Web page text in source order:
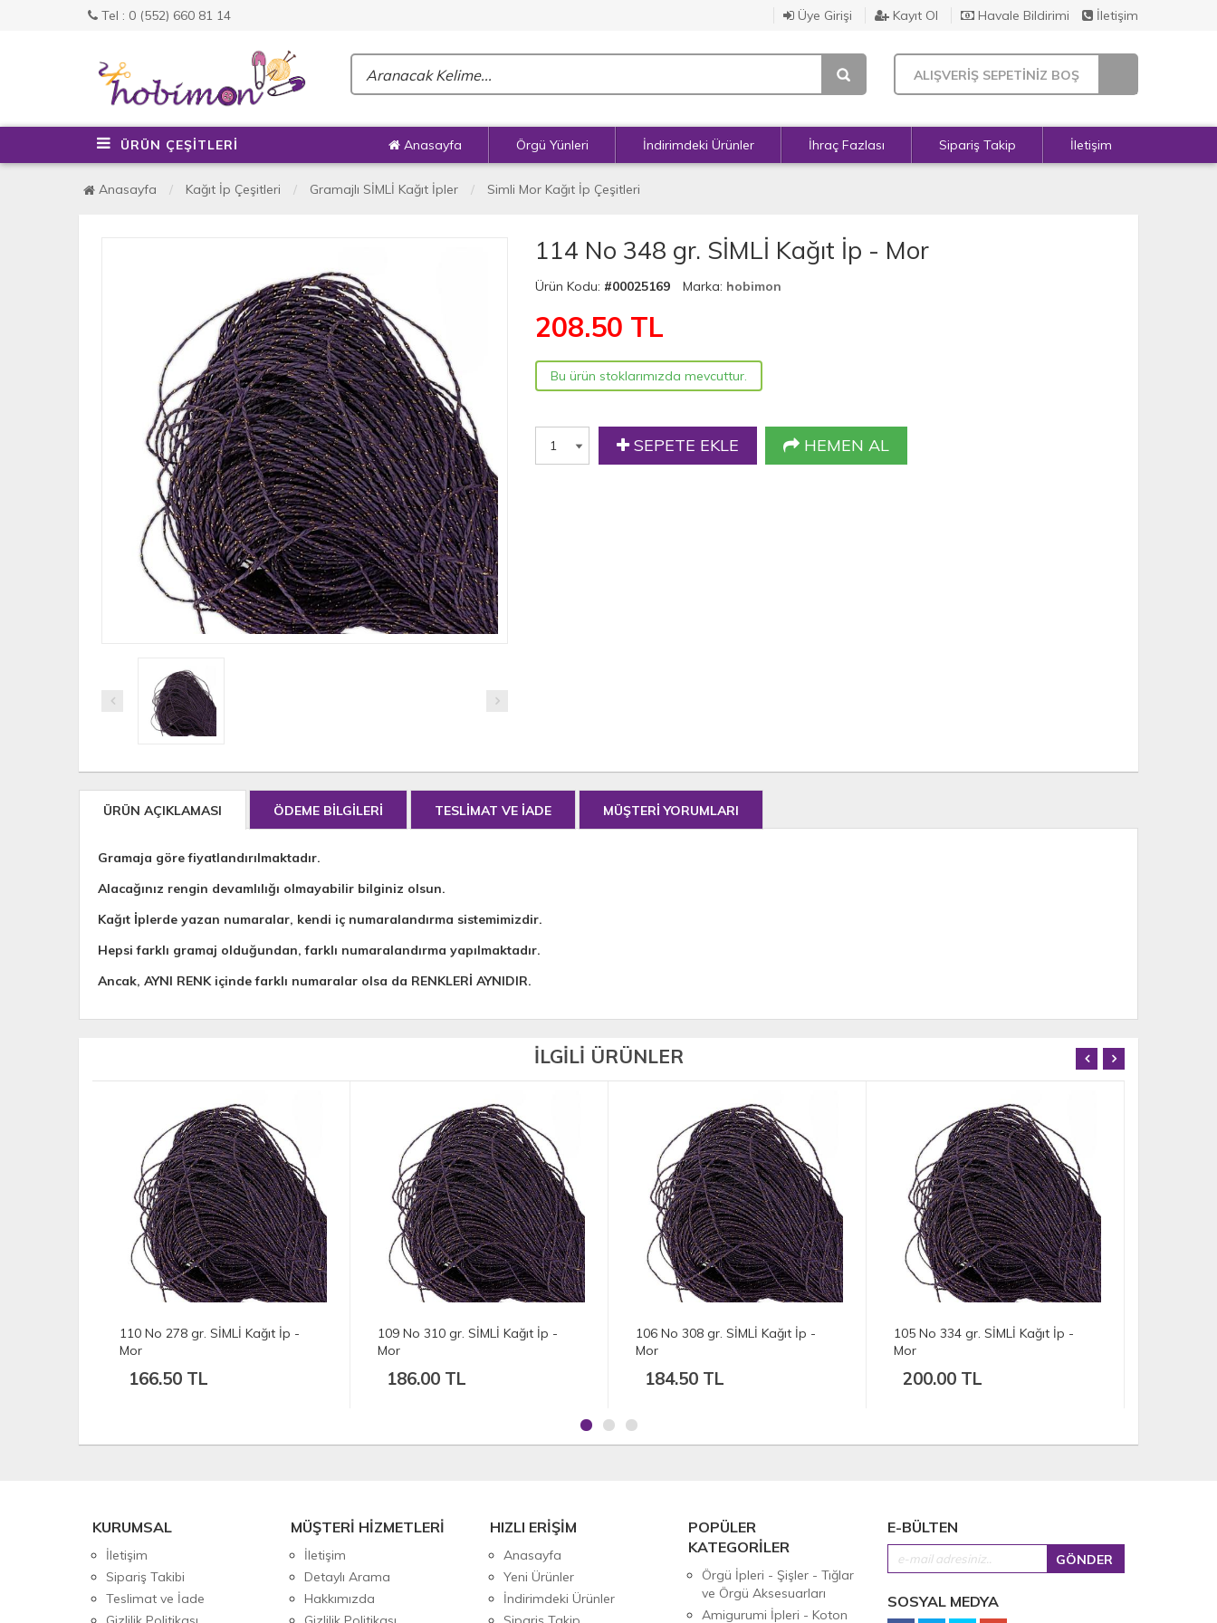
Tel : 0 (552) 660 81 14 Üye Girişi Kayıt Ol Havale Bildirimi İletişim
ALIŞVERİŞ SEPETİNİZ BOŞ
ÜRÜN ÇEŞİTLERİ Anasayfa Örgü Yünleri İndirimdeki Ürünler İhraç Fazlası Sipariş Takip İletişim
Anasayfa Kağıt İp Çeşitleri Gramajlı SİMLİ Kağıt İpler Simli Mor Kağıt İp Çeşitleri
114 No 348 gr. SİMLİ Kağıt İp - Mor
Ürün Kodu: #00025169 Marka: hobimon
208.50 TL
Bu ürün stoklarımızda mevcuttur.
SEPETE EKLE HEMEN AL
ÜRÜN AÇIKLAMASI ÖDEME BİLGİLERİ TESLİMAT VE İADE MÜŞTERİ YORUMLARI
Gramaja göre fiyatlandırılmaktadır.
Alacağınız rengin devamlılığı olmayabilir bilginiz olsun.
Kağıt İplerde yazan numaralar, kendi iç numaralandırma sistemimizdir.
Hepsi farklı gramaj olduğundan, farklı numaralandırma yapılmaktadır.
Ancak, AYNI RENK içinde farklı numaralar olsa da RENKLERİ AYNIDIR.
İLGİLİ ÜRÜNLER
110 No 278 gr. SİMLİ Kağıt İp -
Mor
166.50 TL
109 No 310 gr. SİMLİ Kağıt İp -
Mor
186.00 TL
106 No 308 gr. SİMLİ Kağıt İp -
Mor
184.50 TL
105 No 334 gr. SİMLİ Kağıt İp -
Mor
200.00 TL
KURUMSAL
İletişim
Sipariş Takibi
Teslimat ve İade
MÜŞTERİ HİZMETLERİ
İletişim
Detaylı Arama
Hakkımızda
HIZLI ERİŞİM
Anasayfa
Yeni Ürünler
İndirimdeki Ürünler
POPÜLER
KATEGORİLER
Örgü İpleri - Şişler - Tığlar
ve Örgü Aksesuarları
Amigurumi İpleri - Koton
E-BÜLTEN
SOSYAL MEDYA